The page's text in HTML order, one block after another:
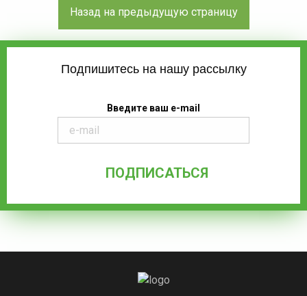
Подпишитесь на нашу рассылку
Введите ваш e-mail